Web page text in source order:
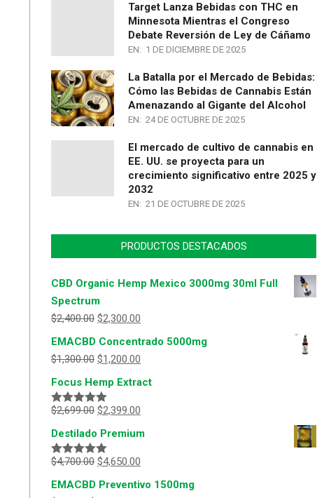
Target Lanza Bebidas con THC en
Minnesota Mientras el Congreso
Debate Reversión de Ley de Cáñamo
EN: 1 DE DICIEMBRE DE 2025
La Batalla por el Mercado de Bebidas:
Cómo las Bebidas de Cannabis Están
Amenazando al Gigante del Alcohol
EN: 24 DE OCTUBRE DE 2025
El mercado de cultivo de cannabis en
EE. UU. se proyecta para un
crecimiento significativo entre 2025 y
2032
EN: 21 DE OCTUBRE DE 2025
PRODUCTOS DESTACADOS
CBD Organic Hemp Mexico 3000mg 30ml Full
Spectrum
$2,400.00 $2,300.00
EMACBD Concentrado 5000mg
$1,300.00 $1,200.00
Focus Hemp Extract
Valorado
5
$2,699.00 $2,399.00
Destilado Premium
Valorado
5
$4,700.00 $4,650.00
EMACBD Preventivo 1500mg